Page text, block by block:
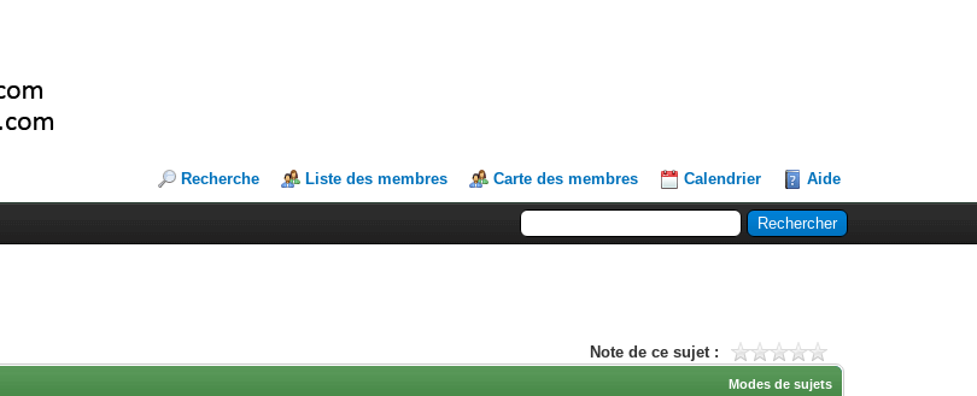
Recherche Liste des membres Carte des membres Calendrier Aide
Note de ce sujet :
Modes de sujets